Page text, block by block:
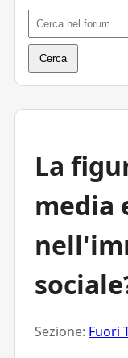
La
media
Sezione: Fuori
Cerca